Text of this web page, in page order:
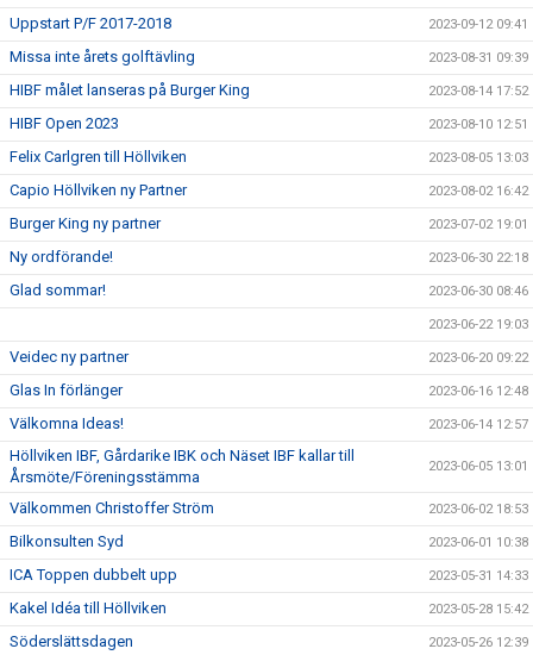
Uppstart P/F 2017-2018 2023-09-12 09:41
Missa inte årets golftävling 2023-08-31 09:39
HIBF målet lanseras på Burger King 2023-08-14 17:52
HIBF Open 2023 2023-08-10 12:51
Felix Carlgren till Höllviken 2023-08-05 13:03
Capio Höllviken ny Partner 2023-08-02 16:42
Burger King ny partner 2023-07-02 19:01
Ny ordförande! 2023-06-30 22:18
Glad sommar! 2023-06-30 08:46
2023-06-22 19:03
Veidec ny partner 2023-06-20 09:22
Glas In förlänger 2023-06-16 12:48
Välkomna Ideas! 2023-06-14 12:57
Höllviken IBF, Gårdarike IBK och Näset IBF kallar till
Årsmöte/Föreningsstämma
2023-06-05 13:01
Välkommen Christoffer Ström 2023-06-02 18:53
Bilkonsulten Syd 2023-06-01 10:38
ICA Toppen dubbelt upp 2023-05-31 14:33
Kakel Idéa till Höllviken 2023-05-28 15:42
Söderslättsdagen 2023-05-26 12:39